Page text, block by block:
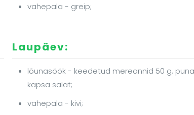
vahepala - greip;
Laupäev:
lõunasöök - keedetud mereannid 50 g,
kapsa salat;
vahepala - kivi;